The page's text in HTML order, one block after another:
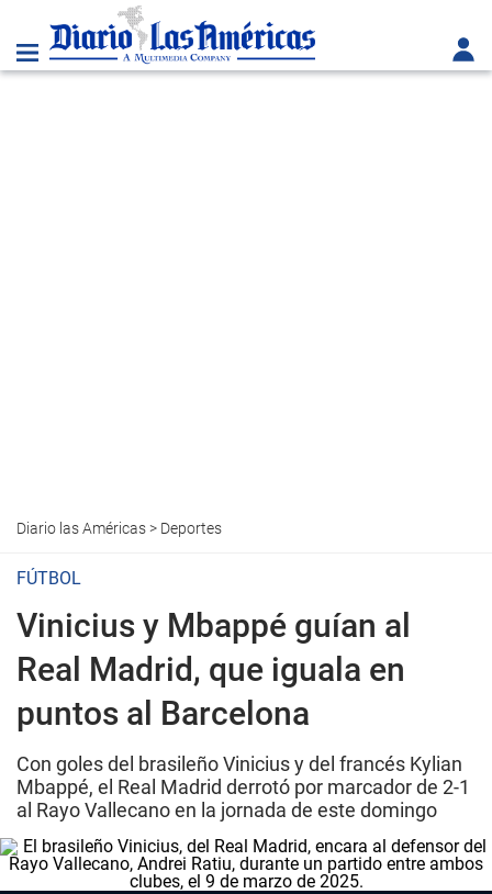
Diario las Américas> Deportes
FÚTBOL
Vinicius y Mbappé guían al
Real Madrid, que iguala en
puntos al Barcelona
Con goles del brasileño Vinicius y del francés Kylian
Mbappé, el Real Madrid derrotó por marcador de 2-1
al Rayo Vallecano en la jornada de este domingo